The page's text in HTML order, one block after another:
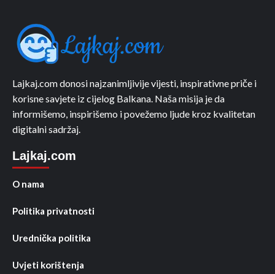
Lajkaj.com donosi najzanimljivije vijesti, inspirativne priče i
korisne savjete iz cijelog Balkana. Naša misija je da
informišemo, inspirišemo i povežemo ljude kroz kvalitetan
digitalni sadržaj.
Lajkaj.com
O nama
Politika privatnosti
Urednička politika
Uvjeti korištenja